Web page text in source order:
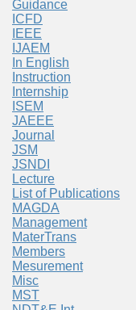
Guidance
ICFD
IEEE
IJAEM
In English
Instruction
Internship
ISEM
JAEEE
Journal
JSM
JSNDI
Lecture
List of Publications
MAGDA
Management
MaterTrans
Members
Mesurement
Misc
MST